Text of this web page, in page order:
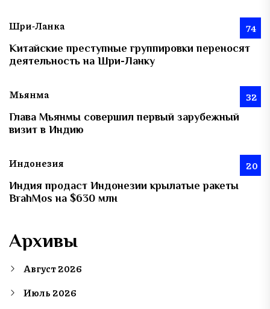
Шри-Ланка 74
Китайские преступные группировки переносят
деятельность на Шри-Ланку
Мьянма 32
Глава Мьянмы совершил первый зарубежный
визит в Индию
Индонезия 20
Индия продаст Индонезии крылатые ракеты
BrahMos на $630 млн
Архивы
Август 2026
Июль 2026